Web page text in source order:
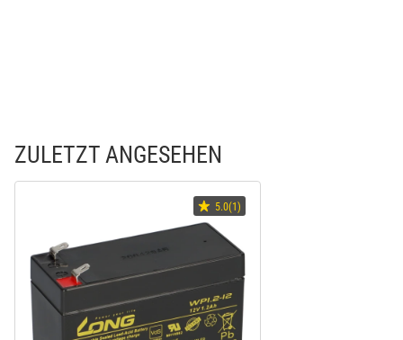
ZULETZT ANGESEHEN
5.0(1)